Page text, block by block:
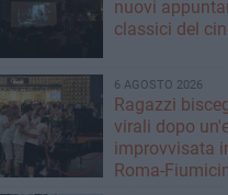
nuovi
classici del
6 AGOSTO 2026
Ragazzi
virali dopo
improvvisata
Roma-